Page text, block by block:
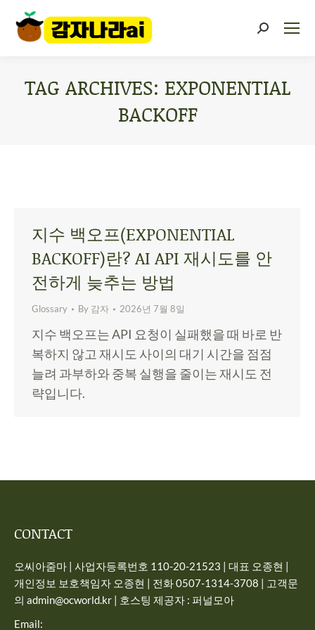
TAG ARCHIVES: EXPONENTIAL
BACKOFF
지수 백오프(EXPONENTIAL
BACKOFF)란? AI API 재시도를 안
전하게 늦추는 방법
Glossary By 감자 2026년 7월 8일
지수 백오프는 API 요청이 실패했을 때 바로 반
복하지 않고 재시도 사이의 대기 시간을 점점
늘려 과부하와 중복 실행을 줄이는 재시도 전
략입니다.
CONTACT
오씨아줌마 | 사업자등록번호 110-20-21523 | 대표 오종현 |
개인정보 보호책임자 오종현 | 전화 0507-1314-3708 | 고객문
의 admin@ocworld.kr | 호스팅 제공자 : 퍼널모아
Email: